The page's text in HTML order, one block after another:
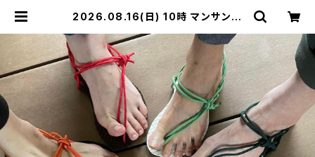
2026.08.16(日) 10時 マンサンダ
プ 【定員5】あきちゃん | マンサンダル
®︎ワークショップ公式BASEショップ